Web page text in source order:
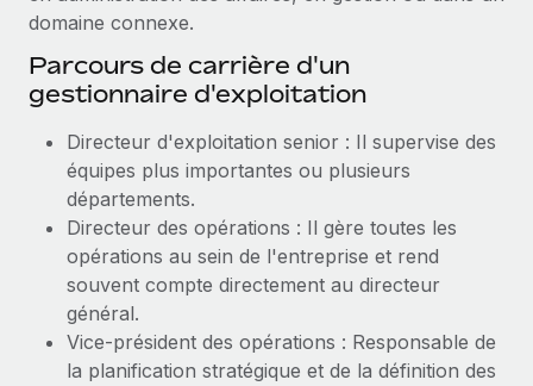
domaine connexe.
Parcours de carrière d'un
gestionnaire d'exploitation
Directeur d'exploitation senior : Il supervise des
équipes plus importantes ou plusieurs
départements.
Directeur des opérations : Il gère toutes les
opérations au sein de l'entreprise et rend
souvent compte directement au directeur
général.
Vice-président des opérations : Responsable de
la planification stratégique et de la définition des